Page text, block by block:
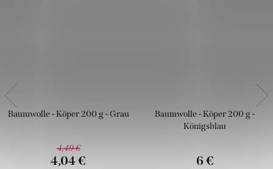
Baumwolle - Köper 200 g - Grau
4,49 €
4,04 €
Baumwolle - Köper 200 g -
Königsblau
6 €